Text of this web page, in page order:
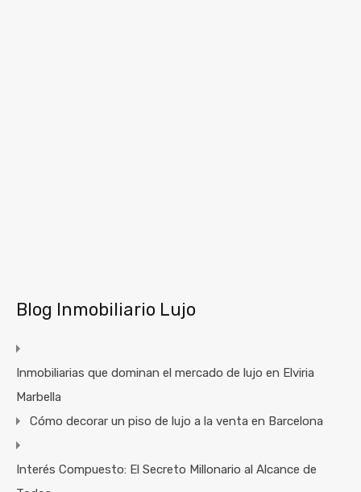
Blog Inmobiliario Lujo
Inmobiliarias que dominan el mercado de lujo en Elviria
Marbella
Cómo decorar un piso de lujo a la venta en Barcelona
Interés Compuesto: El Secreto Millonario al Alcance de